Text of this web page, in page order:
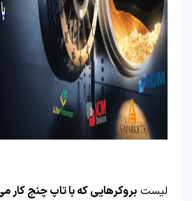
لیست بروکرهایی که با تاپ چنج کار